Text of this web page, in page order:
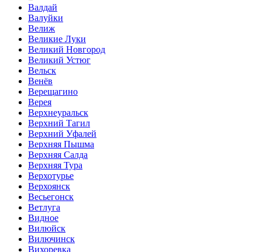
Валдай
Валуйки
Велиж
Великие Луки
Великий Новгород
Великий Устюг
Вельск
Венёв
Верещагино
Верея
Верхнеуральск
Верхний Тагил
Верхний Уфалей
Верхняя Пышма
Верхняя Салда
Верхняя Тура
Верхотурье
Верхоянск
Весьегонск
Ветлуга
Видное
Вилюйск
Вилючинск
Вихоревка